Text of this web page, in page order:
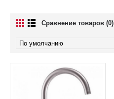
Сравнение товаров (0)